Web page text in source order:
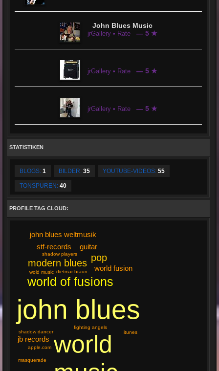
John Blues Music
jrGallery • Rate — 5 ★
jrGallery • Rate — 5 ★
jrGallery • Rate — 5 ★
STATISTIKEN
BLOGS: 1 BILDER: 35 YOUTUBE-VIDEOS: 55
TONSPUREN: 40
PROFILE TAG CLOUD:
john blues
world
world of fusions
modern blues
pop
world fusion
guitar
stf-records
jb records
john blues weltmusik
dietmar braun
fighting angels
shadow dancer
apple.com
itunes
wold music
masquerade
shadow players